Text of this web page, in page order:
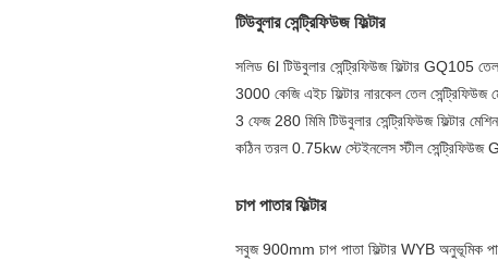
টিউবুলার সেন্ট্রিফিউজ ফিল্টার
সলিড 6l টিউবুলার সেন্ট্রিফিউজ ফিল্টার GQ105
3000 কেজি এইচ ফিল্টার নারকেল তেল
3 ফেজ 280 মিমি টিউবুলার সেন্ট্রিফিউজ ফিল্টার
কঠিন তরল 0.75kw স্টেইনলেস স্টীল সেন্ট্রিফিউজ
চাপ পাতার ফিল্টার
সবুজ 900mm চাপ পাতা ফিল্টার WYB অনুভূমিক